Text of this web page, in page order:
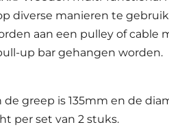
diverse manieren te
aan een pulley of cable
up bar gehangen worden.
greep is 135mm en de
per set van 2 stuks.